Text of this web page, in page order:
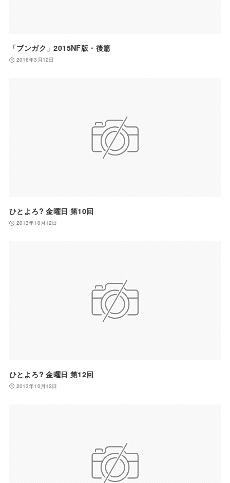
「ブンガク」2015NF版・後篇
2016年3月12日
ひとよろ? 金曜日 第10回
2013年10月12日
ひとよろ? 金曜日 第12回
2013年10月12日